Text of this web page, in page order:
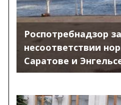
Роспотребнадзор
несоответствии
Саратове и